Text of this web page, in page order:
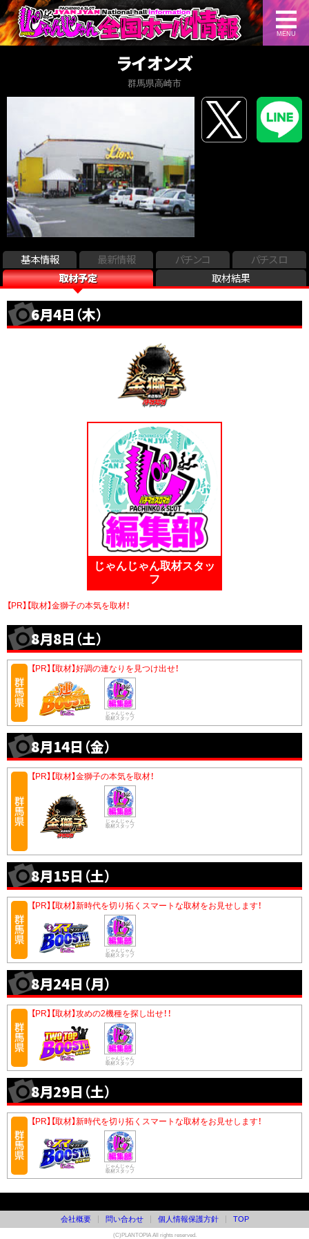
MENU
ライオンズ
群馬県高崎市
基本情報 最新情報 パチンコ
パチスロ
取材予定
取材結果
6月4日（木）
じゃんじゃん取材スタッ
フ
【PR】【取材】金獅子の本気を取材！
8月8日（土）
【PR】【取材】好調の連なりを見つけ出せ！
じゃんじゃん
取材スタッフ
8月14日（金）
【PR】【取材】金獅子の本気を取材！
じゃんじゃん
取材スタッフ
8月15日（土）
【PR】【取材】新時代を切り拓くスマートな取材をお見せします！
じゃんじゃん
取材スタッフ
8月24日（月）
【PR】【取材】攻めの2機種を探し出せ！！
じゃんじゃん
取材スタッフ
8月29日（土）
【PR】【取材】新時代を切り拓くスマートな取材をお見せします！
じゃんじゃん
取材スタッフ
会社概要 問い合わせ 個人情報保護方針 TOP
(C)PLANTOPIA All rights reserved.